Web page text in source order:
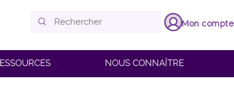
Mon compte
NOUS CONNAÎTRE